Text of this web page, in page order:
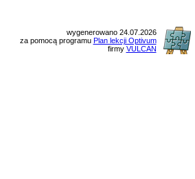
wygenerowano 24.07.2026
za pomocą programu Plan lekcji Optivum
firmy VULCAN